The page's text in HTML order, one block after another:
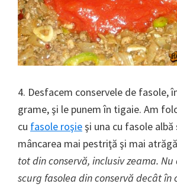
4. Desfacem conservele de fasole,
grame, şi le punem în tigaie. Am
cu fasole roşieşi una cu fasole albă
mâncarea mai pestriţă şi mai
tot din conservă, inclusiv zeama. Nu
scurg fasolea din conservă decât în